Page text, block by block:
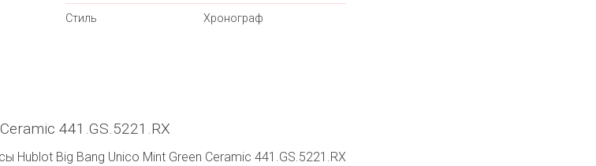
Стиль Хронограф
441.GS.5221.RX
Hublot Big Bang Unico Mint Green Ceramic 441.GS.5221.RX